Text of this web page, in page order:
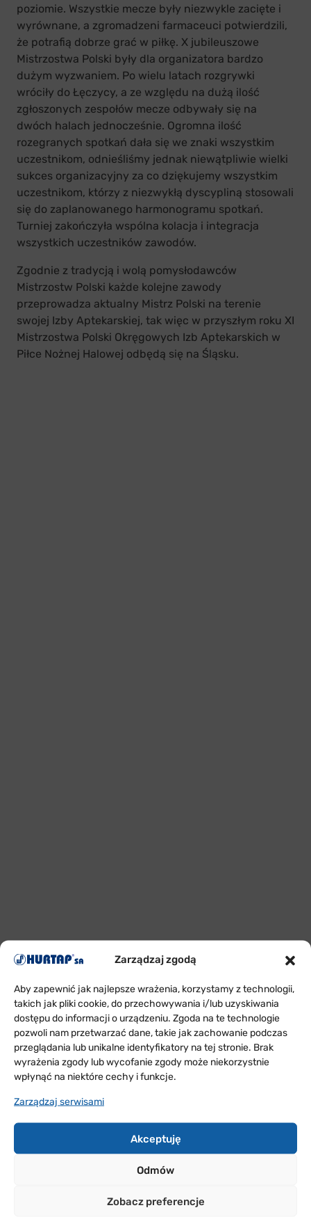
Zarządzaj zgodą
Aby zapewnić jak najlepsze wrażenia, korzystamy z technologii,
takich jak pliki cookie, do przechowywania i/lub uzyskiwania
dostępu do informacji o urządzeniu. Zgoda na te technologie
pozwoli nam przetwarzać dane, takie jak zachowanie podczas
przeglądania lub unikalne identyfikatory na tej stronie. Brak
wyrażenia zgody lub wycofanie zgody może niekorzystnie
wpłynąć na niektóre cechy i funkcje.
Zarządzaj serwisami
Akceptuję
Odmów
Zobacz preferencje
poziomie. Wszystkie mecze były niezwykle zacięte i
wyrównane, a zgromadzeni farmaceuci potwierdzili,
że potrafią dobrze grać w piłkę. X jubileuszowe
Mistrzostwa Polski były dla organizatora bardzo
dużym wyzwaniem. Po wielu latach rozgrywki
wróciły do Łęczycy, a ze względu na dużą ilość
zgłoszonych zespołów mecze odbywały się na
dwóch halach jednocześnie. Ogromna ilość
rozegranych spotkań dała się we znaki wszystkim
uczestnikom, odnieśliśmy jednak niewątpliwie wielki
sukces organizacyjny za co dziękujemy wszystkim
uczestnikom, którzy z niezwykłą dyscypliną stosowali
się do zaplanowanego harmonogramu spotkań.
Turniej zakończyła wspólna kolacja i integracja
wszystkich uczestników zawodów.
Zgodnie z tradycją i wolą pomysłodawców
Mistrzostw Polski każde kolejne zawody
przeprowadza aktualny Mistrz Polski na terenie
swojej Izby Aptekarskiej, tak więc w przyszłym roku XI
Mistrzostwa Polski Okręgowych Izb Aptekarskich w
Piłce Nożnej Halowej odbędą się na Śląsku.